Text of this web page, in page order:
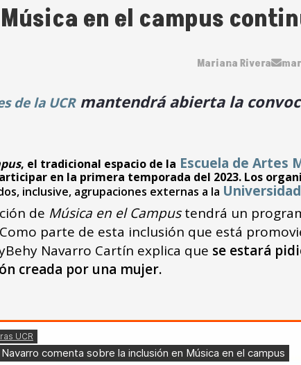
Música en el campus
Mariana Rivera
de la UCRmantendrá abierta la
, el tradicional espacio de la Escuela de Artes
en la primera temporada del 2023. Los
inclusive, agrupaciones externas a la
de Música en el Campustendrá un
parte de esta inclusión que está
Navarro Cartín explica que se estará
creada por una mujer.